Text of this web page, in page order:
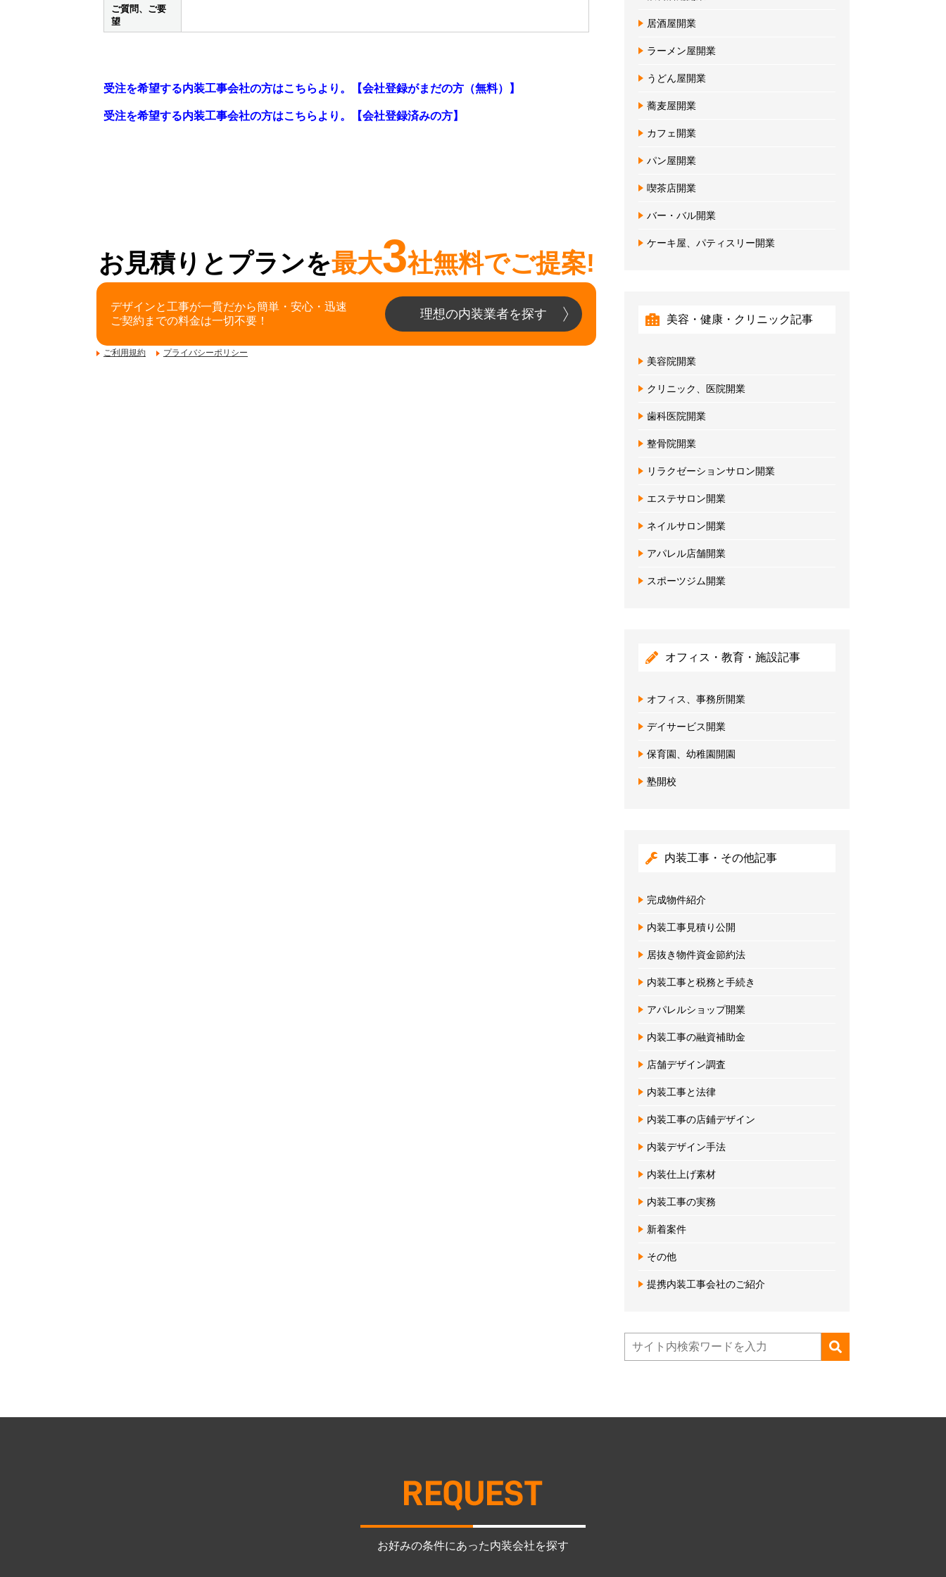
ご質問、ご要
望
受注を希望する内装工事会社の方はこちらより。【会社登録がまだの方（無料）】
受注を希望する内装工事会社の方はこちらより。 【会社登録済みの方】
お見積りとプランを最大3社無料でご提案!
デザインと工事が一貫だから簡単・安心・迅速
ご契約までの料金は一切不要！
理想の内装業者を探す
ご利用規約 プライバシーポリシー
居酒屋開業
ラーメン屋開業
うどん屋開業
蕎麦屋開業
カフェ開業
パン屋開業
喫茶店開業
バー・バル開業
ケーキ屋、パティスリー開業
美容・健康・クリニック記事
美容院開業
クリニック、医院開業
歯科医院開業
整骨院開業
リラクゼーションサロン開業
エステサロン開業
ネイルサロン開業
アパレル店舗開業
スポーツジム開業
オフィス・教育・施設記事
オフィス、事務所開業
デイサービス開業
保育園、幼稚園開園
塾開校
内装工事・その他記事
完成物件紹介
内装工事見積り公開
居抜き物件資金節約法
内装工事と税務と手続き
アパレルショップ開業
内装工事の融資補助金
店舗デザイン調査
内装工事と法律
内装工事の店鋪デザイン
内装デザイン手法
内装仕上げ素材
内装工事の実務
新着案件
その他
提携内装工事会社のご紹介
お好みの条件にあった内装会社を探す